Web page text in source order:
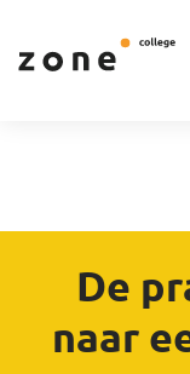
De
naar